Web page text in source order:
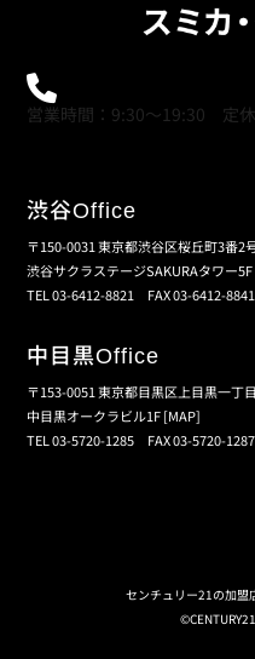
営業時間：9:30～19:30 定
渋谷Office
〒150-0031 東京都渋谷区桜丘町3番2
渋谷サクラステージSAKURAタワー5F
TEL 03-6412-8821 FAX 03-6412-8841
中目黒Office
〒153-0051 東京都目黒区上目黒一丁
中目黒オークラビル1F[MAP]
TEL 03-5720-1285 FAX 03-5720-1287
センチュリー21の加盟